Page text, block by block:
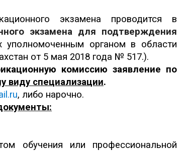
экзамена проводится в
экзамена для подтверждения
уполномоченным органом в области
от 5 мая 2018 года № 517.).
комиссию заявление по
виду специализации.
, либо нарочно.
обучения или профессиональной